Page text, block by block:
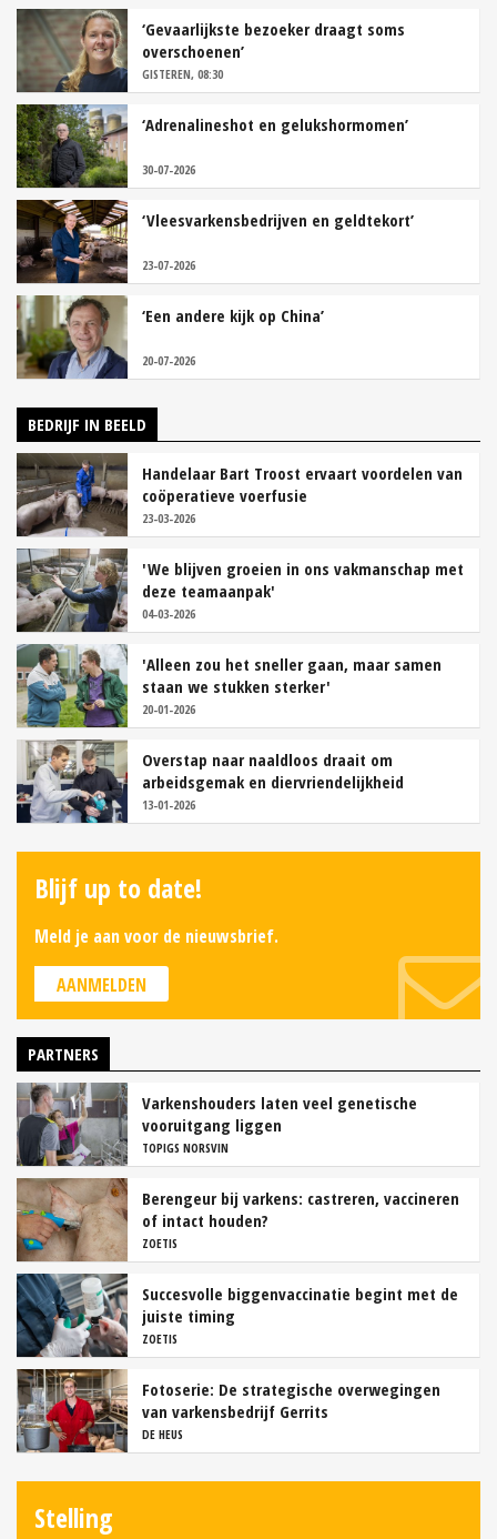
‘Gevaarlijkste bezoeker draagt soms
overschoenen’
GISTEREN, 08:30
‘Adrenalineshot en gelukshormomen’
30-07-2026
‘Vleesvarkensbedrijven en geldtekort’
23-07-2026
‘Een andere kijk op China’
20-07-2026
BEDRIJF IN BEELD
Handelaar Bart Troost ervaart voordelen van
coöperatieve voerfusie
23-03-2026
'We blijven groeien in ons vakmanschap met
deze teamaanpak'
04-03-2026
'Alleen zou het sneller gaan, maar samen
staan we stukken sterker'
20-01-2026
Overstap naar naaldloos draait om
arbeidsgemak en diervriendelijkheid
13-01-2026
Blijf up to date!
Meld je aan voor de nieuwsbrief.
AANMELDEN
PARTNERS
Varkenshouders laten veel genetische
vooruitgang liggen
TOPIGS NORSVIN
Berengeur bij varkens: castreren, vaccineren
of intact houden?
ZOETIS
Succesvolle biggenvaccinatie begint met de
juiste timing
ZOETIS
Fotoserie: De strategische overwegingen
van varkensbedrijf Gerrits
DE HEUS
Stelling